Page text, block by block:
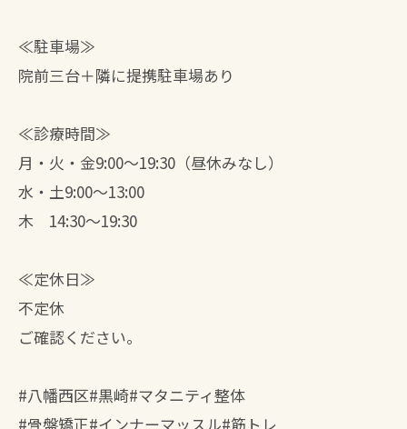
≪駐車場≫
院前三台＋隣に提携駐車場あり
≪診療時間≫
月・火・金9:00～19:30（昼休みなし）
水・土9:00～13:00
木 14:30〜19:30
≪定休日≫
不定休
ご確認ください。
#八幡西区#黒崎#マタニティ整体
#骨盤矯正#インナーマッスル#筋トレ